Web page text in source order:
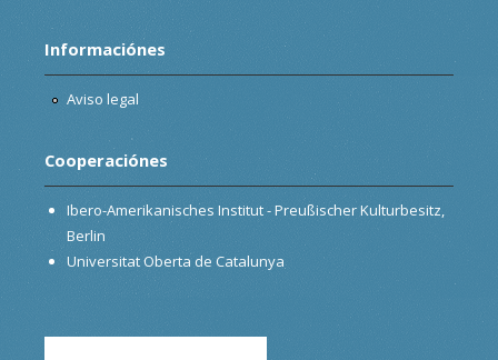
Informaciónes
Aviso legal
Cooperaciónes
Ibero-Amerikanisches Institut - Preußischer Kulturbesitz,
Berlin
Universitat Oberta de Catalunya